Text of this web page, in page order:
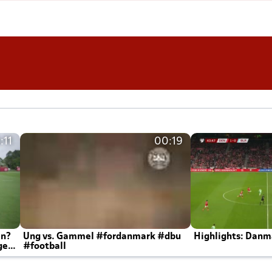
00:19
Ung vs. Gammel #fordanmark #dbu
#football
Highlights: